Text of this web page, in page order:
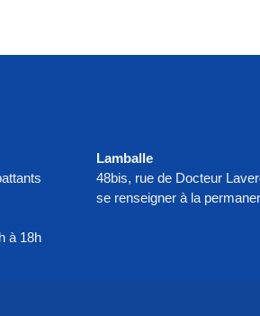
à 18h
Lamballe
48bis, rue de Docteur
se renseigner à la